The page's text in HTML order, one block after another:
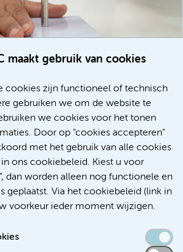
maakt gebruik van cookies
cookies zijn functioneel of technisch
gebruiken we om de website te
we cookies voor het tonen
Door op "cookies accepteren"
met het gebruik van alle cookies
ons cookiebeleid. Kiest u voor
dan worden alleen nog functionele en
geplaatst. Via het cookiebeleid (link in
voorkeur ieder moment wijzigen.
alvleesklierkanker verbeteren
Meer